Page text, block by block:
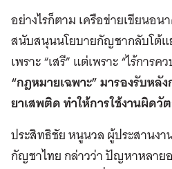
อย่างไรก็ตาม เครือข่ายเขียนอ
สนับสนุนนโยบายกัญชากลับโต้แ
เพราะ “เสรี” แต่เพราะ “ไร้การ
“กฎหมายเฉพาะ” มารองรับห
ยาเสพติด ทำให้การใช้งานผิดวั
ประสิทธิชัย หนูนวล ผู้ประสานง
กัญชาไทย กล่าวว่า ปัญหาหลาย